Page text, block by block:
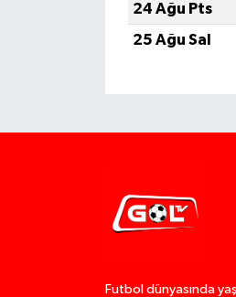
24 Ağu Pts
25 Ağu Sal
Futbol dünyasında